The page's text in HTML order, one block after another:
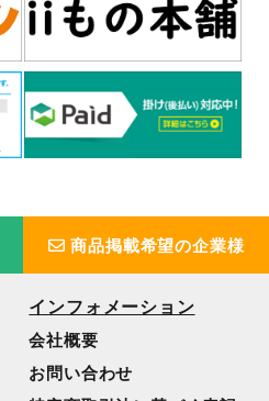
商品掲載希望の企業様
インフォメーション
会社概要
お問い合わせ